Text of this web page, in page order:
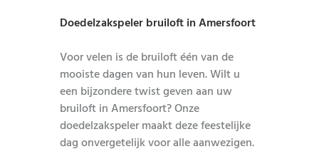
Doedelzakspeler bruiloft in Amersfoort
Voor velen is de bruiloft één van de
mooiste dagen van hun leven. Wilt u
een bijzondere twist geven aan uw
bruiloft in Amersfoort? Onze
doedelzakspeler maakt deze feestelijke
dag onvergetelijk voor alle aanwezigen.